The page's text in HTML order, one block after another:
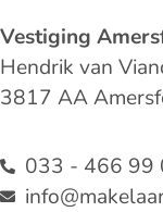
Vestiging
Hendrik van
3817 AA
033 - 466 99